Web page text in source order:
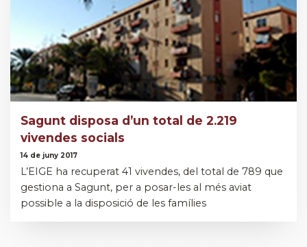
Sagunt disposa d’un total de 2.219
vivendes socials
14 de juny 2017
L’EIGE ha recuperat 41 vivendes, del total de 789 que
gestiona a Sagunt, per a posar-les al més aviat
possible a la disposició de les famílies